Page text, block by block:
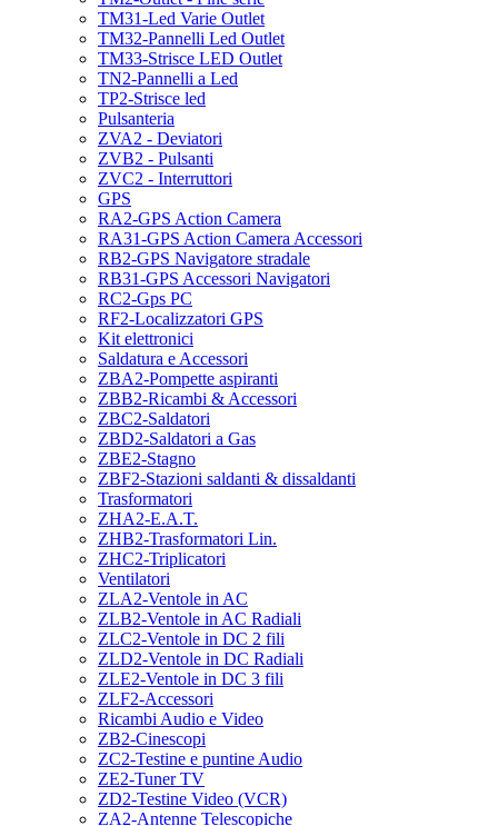
TM31-Led Varie Outlet
TM32-Pannelli Led Outlet
TM33-Strisce LED Outlet
TN2-Pannelli a Led
TP2-Strisce led
Pulsanteria
ZVA2 - Deviatori
ZVB2 - Pulsanti
ZVC2 - Interruttori
GPS
RA2-GPS Action Camera
RA31-GPS Action Camera Accessori
RB2-GPS Navigatore stradale
RB31-GPS Accessori Navigatori
RC2-Gps PC
RF2-Localizzatori GPS
Kit elettronici
Saldatura e Accessori
ZBA2-Pompette aspiranti
ZBB2-Ricambi & Accessori
ZBC2-Saldatori
ZBD2-Saldatori a Gas
ZBE2-Stagno
ZBF2-Stazioni saldanti & dissaldanti
Trasformatori
ZHA2-E.A.T.
ZHB2-Trasformatori Lin.
ZHC2-Triplicatori
Ventilatori
ZLA2-Ventole in AC
ZLB2-Ventole in AC Radiali
ZLC2-Ventole in DC 2 fili
ZLD2-Ventole in DC Radiali
ZLE2-Ventole in DC 3 fili
ZLF2-Accessori
Ricambi Audio e Video
ZB2-Cinescopi
ZC2-Testine e puntine Audio
ZE2-Tuner TV
ZD2-Testine Video (VCR)
ZA2-Antenne Telescopiche